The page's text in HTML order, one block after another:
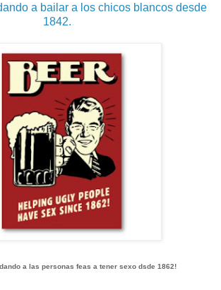
a bailar a los chicos blancos desde
1842.
a las personas feas a tener sexo dsde 1862!